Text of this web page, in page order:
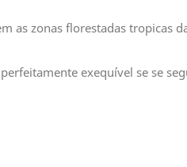
as zonas florestadas tropicas
exequível se se